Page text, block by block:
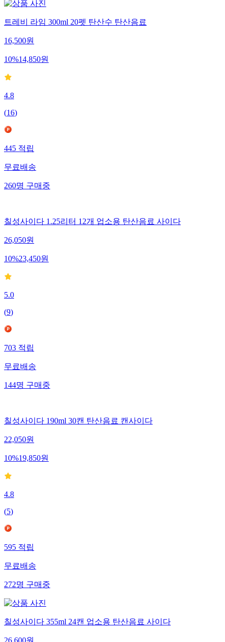
트레비 라임 300ml 20펫 탄산수 탄산음료
16,500원
10%14,850원
4.8
(16)
445 적립
무료배송
260명 구매중
칠성사이다 1.25리터 12개 업소용 탄산음료 사이다
26,050원
10%23,450원
5.0
(9)
703적립
무료배송
144명구매중
칠성사이다 190ml 30캔 탄산음료 캔사이다
22,050원
10%19,850원
4.8
(5)
595적립
무료배송
272명구매중
칠성사이다 355ml 24캔 업소용 탄산음료 사이다